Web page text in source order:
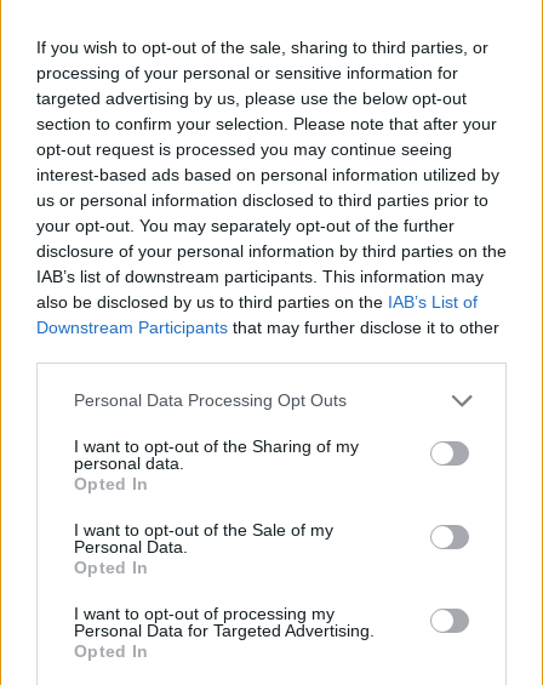
If you wish to opt-out of the sale, sharing to third parties, or
processing of your personal or sensitive information for
targeted advertising by us, please use the below opt-out
section to confirm your selection. Please note that after your
opt-out request is processed you may continue seeing
interest-based ads based on personal information utilized by
us or personal information disclosed to third parties prior to
your opt-out. You may separately opt-out of the further
disclosure of your personal information by third parties on the
IAB’s list of downstream participants. This information may
also be disclosed by us to third parties on the IAB’s List of
Downstream Participants that may further disclose it to other
Personal Data Processing Opt Outs
I want to opt-out of the Sharing of my
personal data.
Opted In
I want to opt-out of the Sale of my
Personal Data.
Opted In
I want to opt-out of processing my
Personal Data for Targeted Advertising.
Opted In
Επιστήμη- Υγεία: Οι οικονομικές δυσκολίες
επιταχύνουν τη γνωστικ…
24 Ιουλίου 2026, 10:19
Υγεία: Ο θόρυβος των δρόμων αυξάνει τον
κίνδυνο εμφάνισης Πάρκινσ…